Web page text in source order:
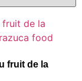
fruit de la